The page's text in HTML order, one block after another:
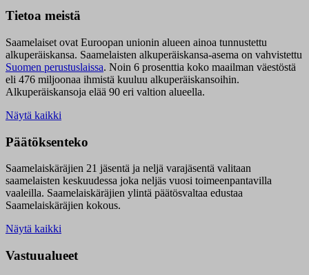
Tietoa meistä
Saamelaiset ovat Euroopan unionin alueen ainoa tunnustettu
alkuperäiskansa. Saamelaisten alkuperäiskansa-asema on vahvistettu
Suomen perustuslaissa. Noin 6 prosenttia koko maailman väestöstä
eli 476 miljoonaa ihmistä kuuluu alkuperäiskansoihin.
Alkuperäiskansoja elää 90 eri valtion alueella.
Näytä kaikki
Päätöksenteko
Saamelaiskäräjien 21 jäsentä ja neljä varajäsentä valitaan
saamelaisten keskuudessa joka neljäs vuosi toimeenpantavilla
vaaleilla. Saamelaiskäräjien ylintä päätösvaltaa edustaa
Saamelaiskäräjien kokous.
Näytä kaikki
Vastuualueet